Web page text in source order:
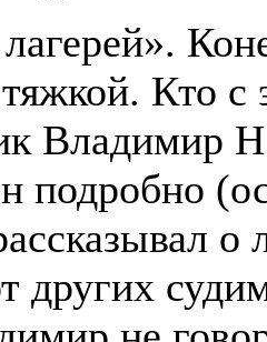
Кто
Владимир
подробно
других